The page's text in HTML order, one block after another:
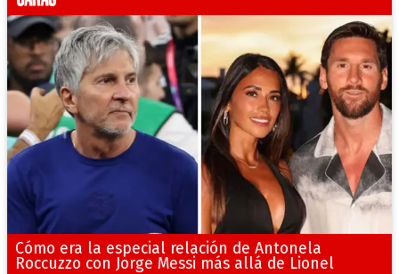
Cómo era la especial relación de Antonela
Roccuzzo con Jorge Messi más allá de Lionel